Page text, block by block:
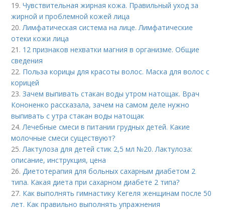
19.Чувствительная жирная кожа. Правильный уход за
жирной и проблемной кожей лица
20.Лимфатическая система на лице. Лимфатические
отеки кожи лица
21. 12 признаков нехватки магния в организме. Общие
сведения
22. Польза корицы для красоты волос. Маска для волос с
корицей
23.Зачем выпивать стакан воды утром натощак. Врач
Кононенко рассказала, зачем на самом деле нужно
выпивать с утра стакан воды натощак
24.Лечебные смеси в питании грудных детей. Какие
молочные смеси существуют?
25.Лактулоза для детей стик 2,5 мл №20. Лактулоза:
описание, инструкция, цена
26.Диетотерапия для больных сахарным диабетом 2
типа. Какая диета при сахарном диабете 2 типа?
27. Как выполнять гимнастику Кегеля женщинам после 50
лет. Как правильно выполнять упражнения